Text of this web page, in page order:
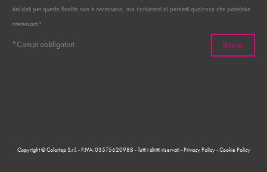
dei dati per questa finalità non è necessaria, ma rischieresti di perderti qualcosa che potrebbe
interessarti."
*Campi obbligatori
Copyright © Colortap S.r.l. - P.IVA: 03575620988 - Tutti i diritti riservati -Privacy Policy-Cookie Policy